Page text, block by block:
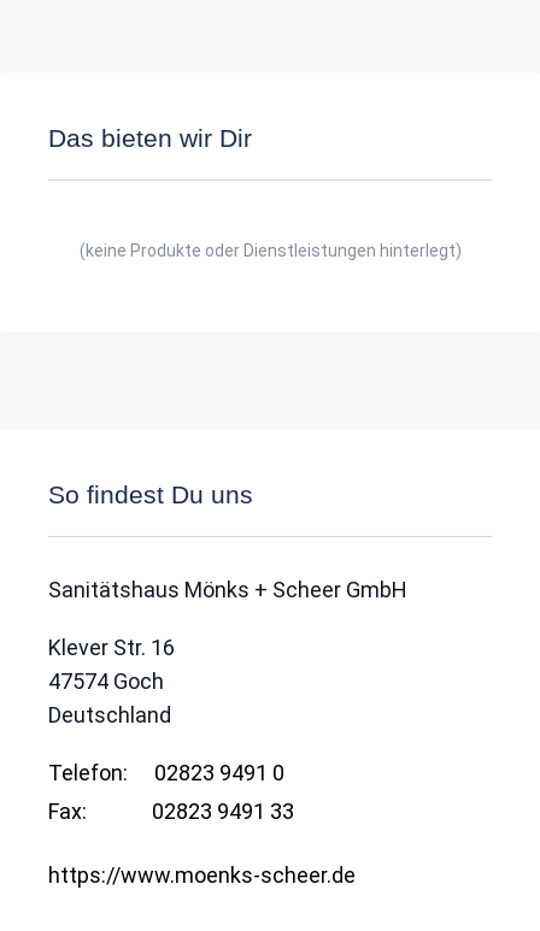
Das bieten wir Dir
(keine Produkte oder Dienstleistungen hinterlegt)
So findest Du uns
Sanitätshaus Mönks + Scheer GmbH
Klever Str. 16
47574 Goch
Deutschland
Telefon:
02823 9491 0
Fax:
02823 9491 33
https://www.moenks-scheer.de